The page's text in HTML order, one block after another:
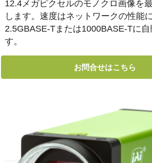
12.4メガピクセルのモノクロ画像を
します。速度はネットワークの性能
2.5GBASE-Tまたは1000BASE-Tに自
す。
お問合せはこちら